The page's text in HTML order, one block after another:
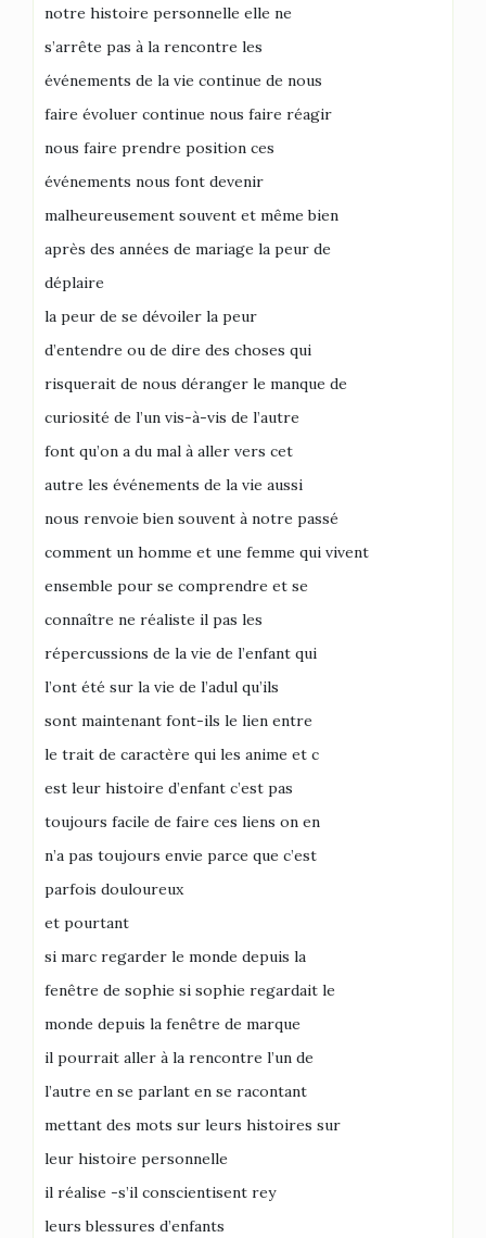
notre histoire personnelle elle ne
s’arrête pas à la rencontre les
événements de la vie continue de nous
faire évoluer continue nous faire réagir
nous faire prendre position ces
événements nous font devenir
malheureusement souvent et même bien
après des années de mariage la peur de
déplaire
la peur de se dévoiler la peur
d’entendre ou de dire des choses qui
risquerait de nous déranger le manque de
curiosité de l’un vis-à-vis de l’autre
font qu’on a du mal à aller vers cet
autre les événements de la vie aussi
nous renvoie bien souvent à notre passé
comment un homme et une femme qui vivent
ensemble pour se comprendre et se
connaître ne réaliste il pas les
répercussions de la vie de l’enfant qui
l’ont été sur la vie de l’adul qu’ils
sont maintenant font-ils le lien entre
le trait de caractère qui les anime et c
est leur histoire d’enfant c’est pas
toujours facile de faire ces liens on en
n’a pas toujours envie parce que c’est
parfois douloureux
et pourtant
si marc regarder le monde depuis la
fenêtre de sophie si sophie regardait le
monde depuis la fenêtre de marque
il pourrait aller à la rencontre l’un de
l’autre en se parlant en se racontant
mettant des mots sur leurs histoires sur
leur histoire personnelle
il réalise -s’il conscientisent rey
leurs blessures d’enfants